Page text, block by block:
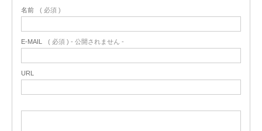
名前 ( 必須 )
E-MAIL ( 必須 ) - 公開されません -
URL